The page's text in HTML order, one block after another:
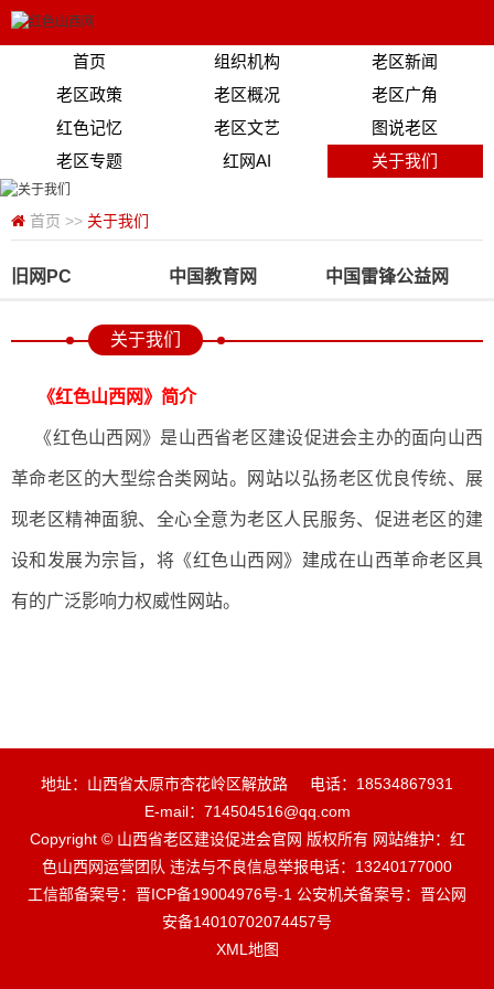
首页 组织机构
老区新闻
老区政策
老区概况
老区广角
红色记忆
老区文艺
图说老区
老区专题
红网AI 关于我们
首页 >> 关于我们
旧网PC 中国教育网 中国雷锋公益网
关于我们
《红色山西网》简介
《红色山西网》是山西省老区建设促进会主办的面向山西
革命老区的大型综合类 网站。 网站以弘扬老区优良传统、展
现老区精神面貌、全心全意为老区人民服务、促进老区的建
设和发展为宗旨，将《红色山西网》建成在山西革命老区具
有的广泛影响力权威性 网站。
地址：山西省太原市杏花岭区解放路
电话：18534867931
E-mail：714504516@qq.com
Copyright © 山西省老区建设促进会官网 版权所有 网站维护：红
色山西网运营团队 违法与不良信息举报电话：13240177000
工信部备案号：晋ICP备19004976号-1 公安机关备案号：晋公网
安备14010702074457号
XML地图